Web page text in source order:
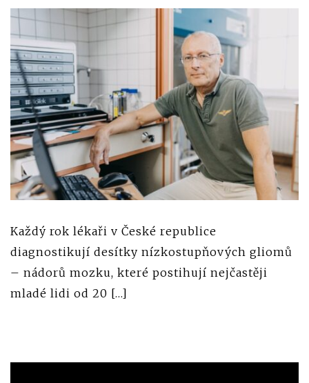
Každý rok lékaři v České republice
diagnostikují desítky nízkostupňových gliomů
– nádorů mozku, které postihují nejčastěji
mladé lidi od 20 […]